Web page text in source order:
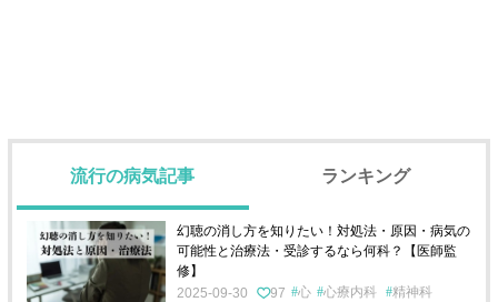
流行の病気記事 ランキング
幻聴の消し方を知りたい！対処法・原因・病気の
可能性と治療法・受診するなら何科？【医師監
修】
2025-09-30
97 心 心療内科 精神科